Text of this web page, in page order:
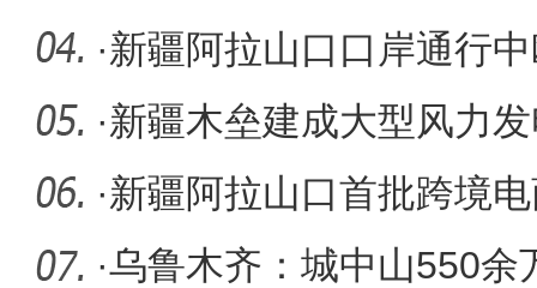
·新疆阿拉山口口岸通行
累计达1
·新疆木垒建成大型风力
·新疆阿拉山口首批跨境
顺利通
·乌鲁木齐：城中山550余